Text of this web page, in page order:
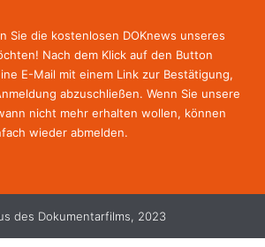
Sie die kostenlosen DOKnews unseres
Nach dem Klick auf den Button
E-Mail mit einem Link zur Bestätigung,
abzuschließen. Wenn Sie unsere
nicht mehr erhalten wollen, können
wieder abmelden.
des Dokumentarfilms, 2023